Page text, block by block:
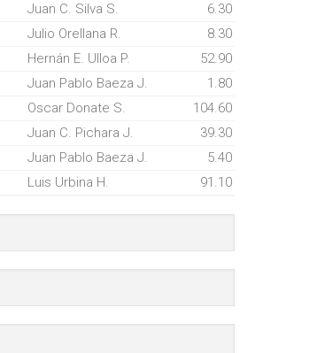
Juan C. Silva S.
6.30
Julio Orellana R.
8.30
Hernán E. Ulloa P.
52.90
Juan Pablo Baeza J.
1.80
Oscar Donate S.
104.60
Juan C. Pichara J.
39.30
Juan Pablo Baeza J.
5.40
Luis Urbina H. 91.10